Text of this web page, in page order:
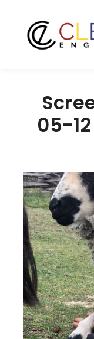
05-